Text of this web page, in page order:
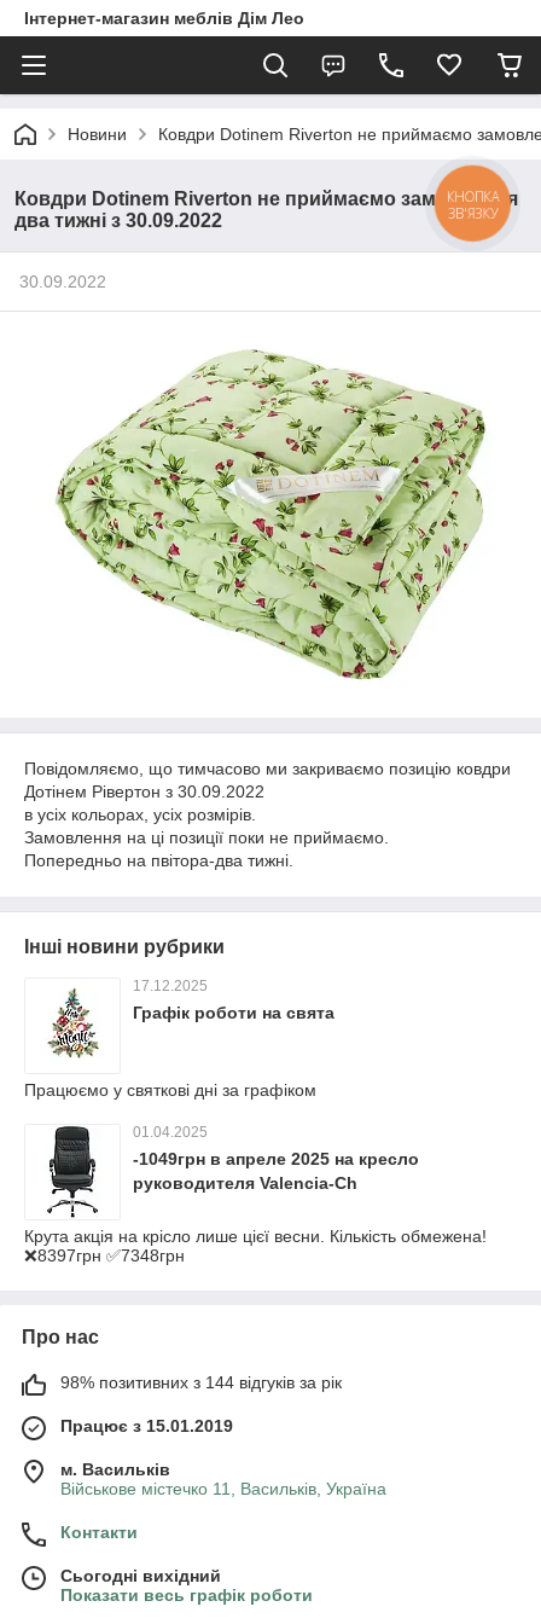
Інтернет-магазин меблів Дім Лео
Новини Ковдри Dotinem Riverton не приймаємо
Ковдри Dotinem Riverton не приймаємо замовлення
два тижні з 30.09.2022
30.09.2022
Повідомляємо, що тимчасово ми закриваємо позицію ковдри
Дотінем Рівертон з 30.09.2022
в усіх кольорах, усіх розмірів.
Замовлення на ці позиції поки не приймаємо.
Попередньо на пвітора-два тижні.
Інші новини рубрики
17.12.2025
Графік роботи на свята
Працюємо у святкові дні за графіком
01.04.2025
-1049грн в апреле 2025 на кресло
руководителя Valencia-Ch
Крута акція на крісло лише цієї весни. Кількість обмежена!
❌8397грн ✅7348грн
Про нас
98% позитивних з 144 відгуків за рік
Працює з 15.01.2019
м. Васильків
Військове містечко 11, Васильків, Україна
Контакти
Сьогодні вихідний
Показати весь графік роботи
КНОПКА
ЗВ'ЯЗКУ